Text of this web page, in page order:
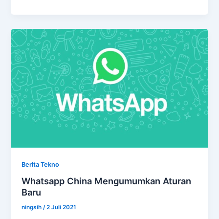
Diperkenalkan!
Ini
Harga
dan
Fiturnya
Berita Tekno
Whatsapp China Mengumumkan Aturan
Baru
ningsih/2 Juli 2021